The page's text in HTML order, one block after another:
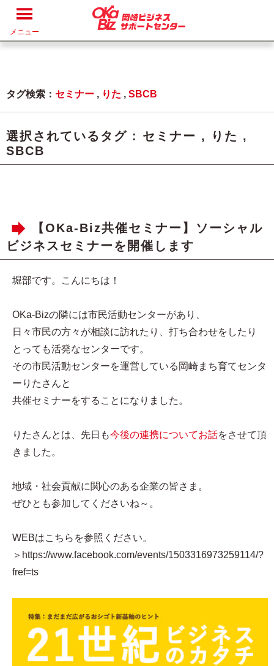
メニュー
タグ検索： セミナー , りた , SBCB
選択されているタグ : セミナー , りた ,
SBCB
【OKa-Biz共催セミナー】ソーシャル
ビジネスセミナーを開催します
堀部です。こんにちは！
OKa-Bizの隣には市民活動センターがあり、
日々市民の方々が相談に訪れたり、打ち合わせをしたり
とっても活発なセンターです。
その市民活動センターを運営している岡崎まち育てセンタ
ーりたさんと
共催セミナーをすることになりました。
りたさんとは、先日も今後の連携についてお話をさせて頂
きました。
地域・社会貢献に関心のある企業の皆さま。
ぜひとも参加してくださいね～。
WEBはこちらを参照ください。
＞https://www.facebook.com/events/1503316973259114/?
fref=ts